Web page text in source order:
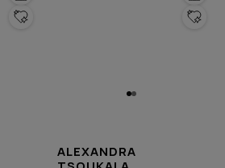
ALEXANDRA